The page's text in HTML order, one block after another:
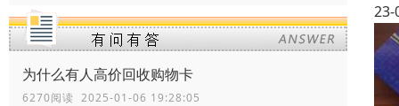
为什么有人高价回收购物卡
6270阅读 2025-01-06 19:28:05
23-